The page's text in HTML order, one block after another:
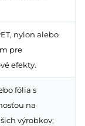
nylon alebo
pre
efekty.
fólia s
na
výrobkov;